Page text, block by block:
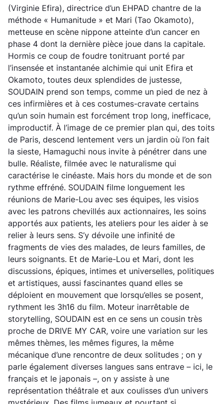
(Virginie Efira), directrice d’un EHPAD chantre de la
méthode « Humanitude » et Mari (Tao Okamoto),
metteuse en scène nippone atteinte d’un cancer en
phase 4 dont la dernière pièce joue dans la capitale.
Hormis ce coup de foudre tonitruant porté par
l’insensée et instantanée alchimie qui unit Efira et
Okamoto, toutes deux splendides de justesse,
SOUDAIN prend son temps, comme un pied de nez à
ces infirmières et à ces costumes-cravate certains
qu’un soin humain est forcément trop long, inefficace,
improductif. À l’image de ce premier plan qui, des toits
de Paris, descend lentement vers un jardin où l’on fait
la sieste, Hamaguchi nous invite à pénétrer dans une
bulle. Réaliste, filmée avec le naturalisme qui
caractérise le cinéaste. Mais hors du monde et de son
rythme effréné. SOUDAIN filme longuement les
réunions de Marie-Lou avec ses équipes, les visios
avec les patrons chevillés aux actionnaires, les soins
apportés aux patients, les ateliers pour les aider à se
relier à leurs sens. S’y dévoile une infinité de
fragments de vies des malades, de leurs familles, de
leurs soignants. Et de Marie-Lou et Mari, dont les
discussions, épiques, intimes et universelles, politiques
et artistiques, aussi fascinantes quand elles se
déploient en mouvement que lorsqu’elles se posent,
rythment les 3h16 du film. Moteur inarrêtable de
storytelling, SOUDAIN est en ce sens un cousin très
proche de DRIVE MY CAR, voire une variation sur les
mêmes thèmes, les mêmes figures, la même
mécanique d’une rencontre de deux solitudes ; on y
parle également diverses langues sans entrave – ici, le
français et le japonais –, on y assiste à une
représentation théâtrale et aux coulisses d’un univers